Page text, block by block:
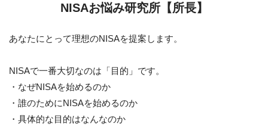
NISAお悩み研究所【所長】
あなたにとって理想のNISAを提案します。
NISAで一番大切なのは「目的」です。
・なぜNISAを始めるのか
・誰のためにNISAを始めるのか
・具体的な目的はなんなのか